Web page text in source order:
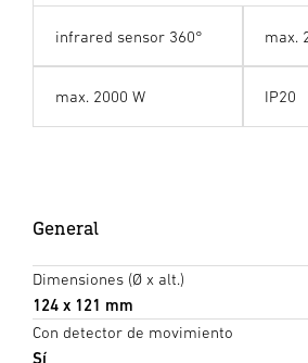
infrared sensor 360° max.
max. 2000 W IP20
General
Dimensiones (Ø x alt.)
124 x 121 mm
Con detector de movimiento
Sí